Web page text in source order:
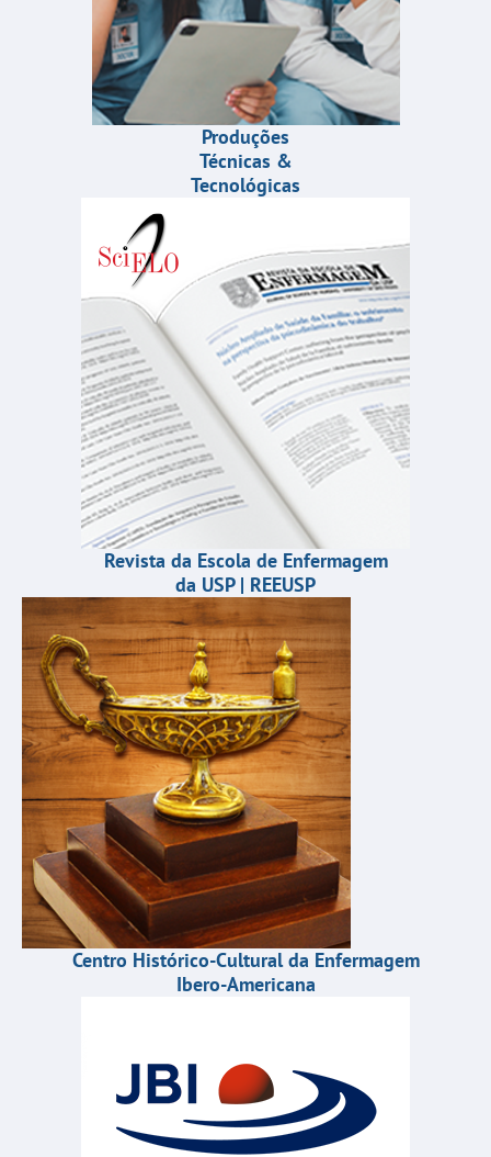
Produções
Técnicas &
Tecnológicas
Revista da Escola de Enfermagem
da USP | REEUSP
Centro Histórico-Cultural da Enfermagem
Ibero-Americana